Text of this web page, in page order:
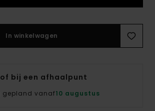
In winkelwagen
bij een afhaalpunt
gepland vanaf10 augustus